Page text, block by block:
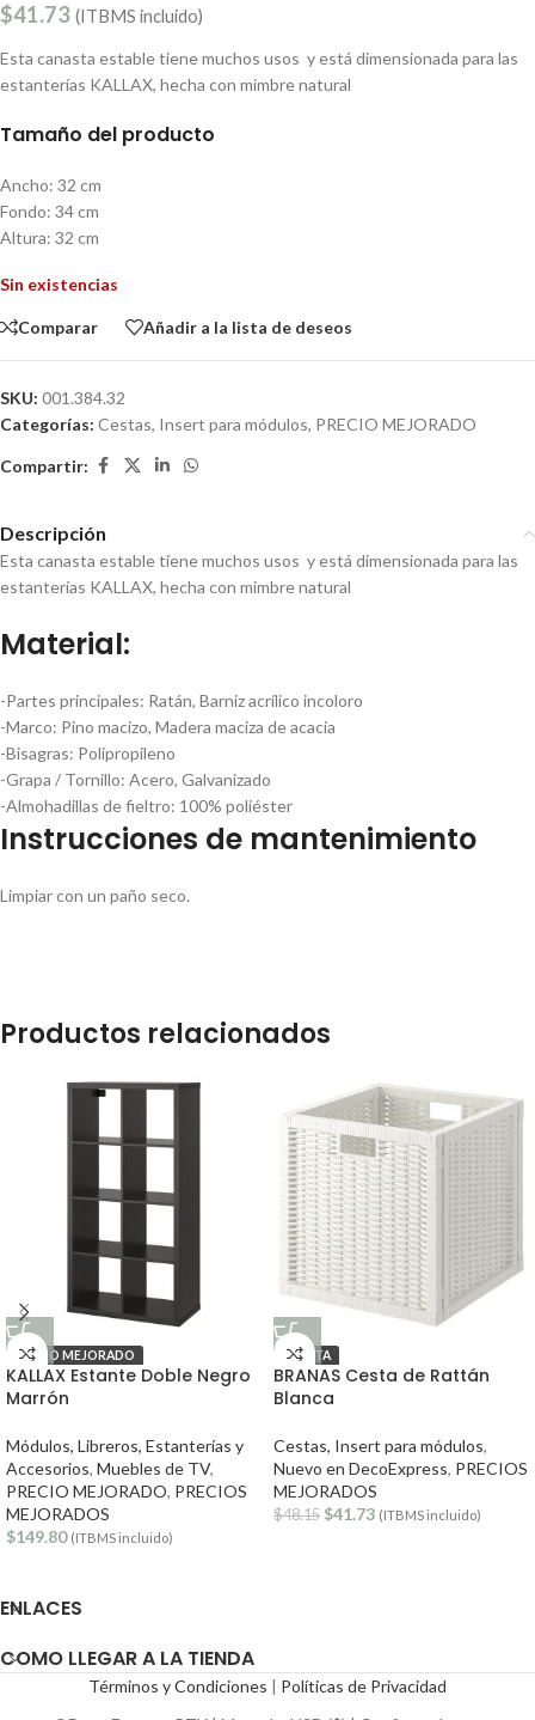
$41.73 (ITBMS incluido)
Esta canasta estable tiene muchos usos y está dimensionada para las
estanterías KALLAX, hecha con mimbre natural
Tamaño del producto
Ancho: 32 cm
Fondo: 34 cm
Altura: 32 cm
Sin existencias
Comparar Añadir a la lista de deseos
SKU: 001.384.32
Categorías: Cestas, Insert para módulos, PRECIO MEJORADO
Compartir:
Descripción
Esta canasta estable tiene muchos usos y está dimensionada para las
estanterías KALLAX, hecha con mimbre natural
Material:
-Partes principales: Ratán, Barniz acrílico incoloro
-Marco: Pino macizo, Madera maciza de acacia
-Bisagras: Polipropileno
-Grapa / Tornillo: Acero, Galvanizado
-Almohadillas de fieltro: 100% poliéster
Instrucciones de mantenimiento
Limpiar con un paño seco.
Productos relacionados
PRECIO MEJORADO
KALLAX Estante Doble Negro
Marrón
Módulos, Libreros, Estanterías y
Accesorios, Muebles de TV,
PRECIO MEJORADO, PRECIOS
MEJORADOS
$149.80 (ITBMS incluido)
OFERTA
BRANAS Cesta de Rattán
Blanca
Cestas, Insert para módulos,
Nuevo en DecoExpress, PRECIOS
MEJORADOS
$48.15 $41.73 (ITBMS incluido)
ENLACES
COMO LLEGAR A LA TIENDA
Términos y Condiciones | Políticas de Privacidad